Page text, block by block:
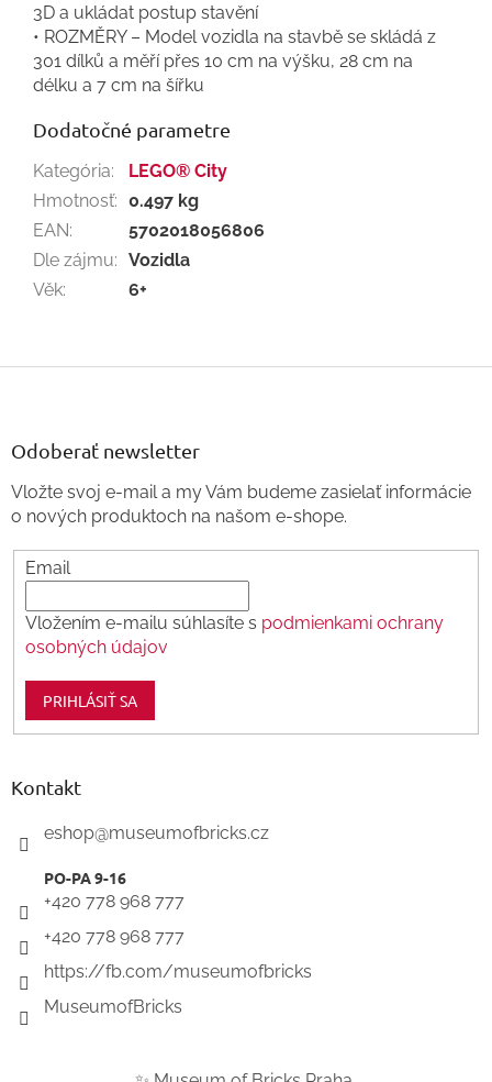
3D a ukládat postup stavění
• ROZMĚRY – Model vozidla na stavbě se skládá z
301 dílků a měří přes 10 cm na výšku, 28 cm na
délku a 7 cm na šířku
Dodatočné parametre
Kategória:
LEGO® City
Hmotnosť: 0.497 kg
EAN:
5702018056806
Dle zájmu: Vozidla
Věk: 6+
Z
Odoberať newsletter
Vložte svoj e-mail a my Vám budeme zasielať informácie
o nových produktoch na našom e-shope.
Email
Vložením e-mailu súhlasíte s podmienkami ochrany
osobných údajov
PRIHLÁSIŤ SA
Kontakt
eshop@museumofbricks.cz
+420 778 968 777
+420 778 968 777
https://fb.com/museumofbricks
MuseumofBricks